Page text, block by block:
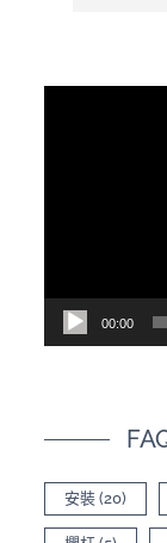
採訪總
00:00
安裝 (20)